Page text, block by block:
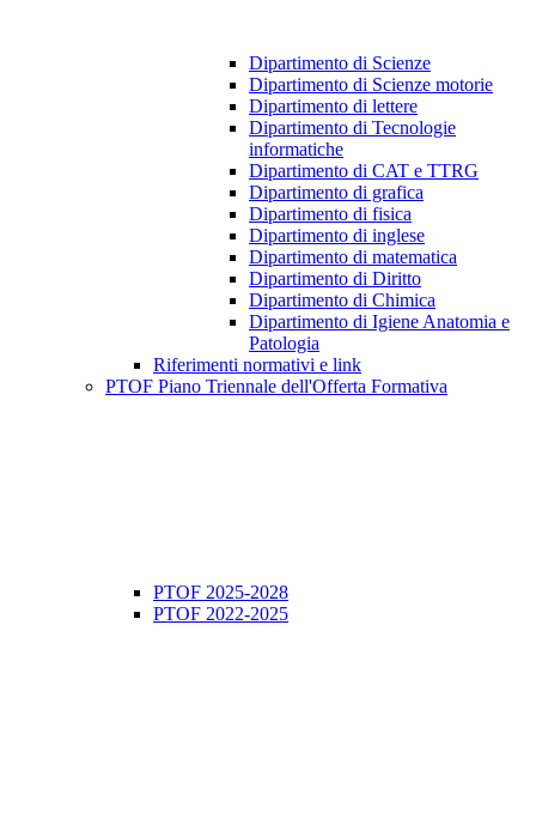
Dipartimento di Scienze
Dipartimento di Scienze motorie
Dipartimento di lettere
Dipartimento di Tecnologie
informatiche
Dipartimento di CAT e TTRG
Dipartimento di grafica
Dipartimento di fisica
Dipartimento di inglese
Dipartimento di matematica
Dipartimento di Diritto
Dipartimento di Chimica
Dipartimento di Igiene Anatomia e
Patologia
Riferimenti normativi e link
PTOF Piano Triennale dell'Offerta Formativa
PTOF 2025-2028
PTOF 2022-2025